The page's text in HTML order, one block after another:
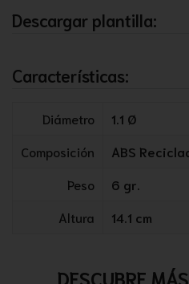
Descargar plantilla:
Características:
Diámetro
1.1 Ø
Composición
ABS
Peso
6 gr.
Altura
14.1 cm
DESCUBRE